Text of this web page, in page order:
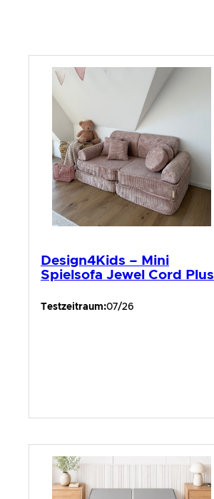
Design4Kids – Mini
Spielsofa Jewel Cord Plus
Testzeitraum:07/26